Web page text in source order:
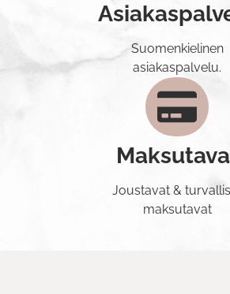
Suomenkielinen
asiakaspalvelu.
Joustavat &
maksutavat